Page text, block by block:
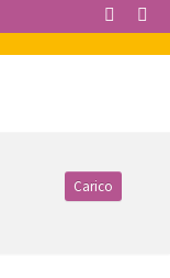
Carico